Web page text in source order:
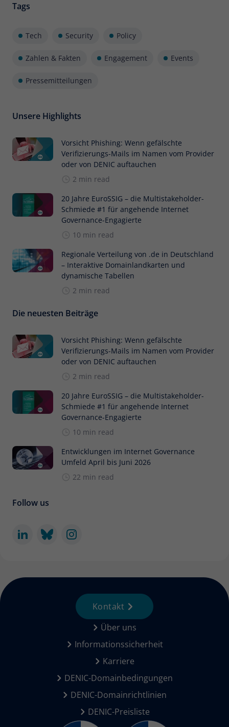
Tags
Tech Security Policy
Zahlen & Fakten Engagement Events
Pressemitteilungen
Unsere Highlights
Vorsicht Phishing: Wenn gefälschte
Verifizierungs-Mails im Namen vom Provider
oder von DENIC auftauchen
2 min read
20 Jahre EuroSSIG – die Multistakeholder-
Schmiede #1 für angehende Internet
Governance-Engagierte
10 min read
Regionale Verteilung von .de in Deutschland
– Interaktive Domainlandkarten und
dynamische Tabellen
2 min read
Die neuesten Beiträge
Vorsicht Phishing: Wenn gefälschte
Verifizierungs-Mails im Namen vom Provider
oder von DENIC auftauchen
2 min read
20 Jahre EuroSSIG – die Multistakeholder-
Schmiede #1 für angehende Internet
Governance-Engagierte
10 min read
Entwicklungen im Internet Governance
Umfeld April bis Juni 2026
22 min read
Follow us
Über uns
Informationssicherheit
Karriere
DENIC-Domainbedingungen
DENIC-Domainrichtlinien
DENIC-Preisliste
Kontakt